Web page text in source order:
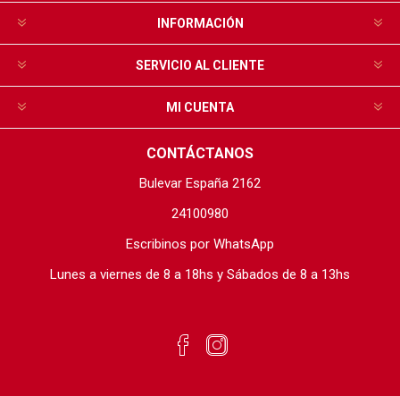
INFORMACIÓN
SERVICIO AL CLIENTE
MI CUENTA
CONTÁCTANOS
Bulevar España 2162
24100980
Escribinos por WhatsApp
Lunes a viernes de 8 a 18hs y Sábados de 8 a 13hs